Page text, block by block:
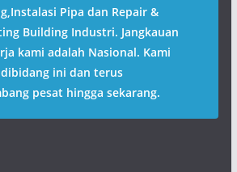
Pipa dan Repair &
Building Industri. Jangkauan
kami adalah Nasional. Kami
ini dan terus
pesat hingga sekarang.